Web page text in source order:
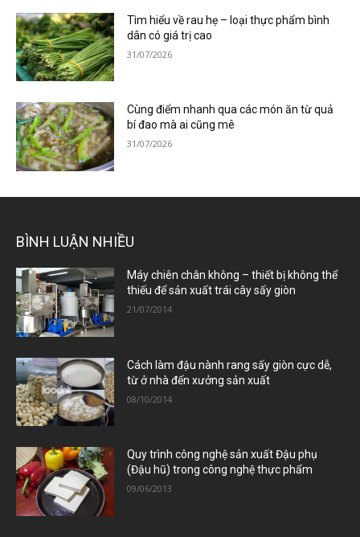
Tìm hiểu về rau hẹ – loại thực phẩm bình
dân có giá trị cao
31/07/2026
Cùng điểm nhanh qua các món ăn từ quả
bí đao mà ai cũng mê
31/07/2026
BÌNH LUẬN NHIỀU
Máy chiên chân không – thiết bị không thể
thiếu để sản xuất trái cây sấy giòn
21/07/2014
Cách làm đậu nành rang sấy giòn cực dễ,
từ ở nhà đến xưởng sản xuất
08/10/2014
Quy trình công nghệ sản xuất Đậu phụ
(Đậu hũ) trong công nghệ thực phẩm
09/06/2013